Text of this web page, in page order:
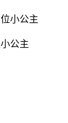
公主